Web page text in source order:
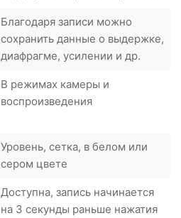
Благодаря записи можно
сохранить данные о выдержке,
диафрагме, усилении и др.
В режимах камеры и
воспроизведения
Уровень, сетка, в белом или
сером цвете
Доступна, запись начинается
на 3 секунды раньше нажатия